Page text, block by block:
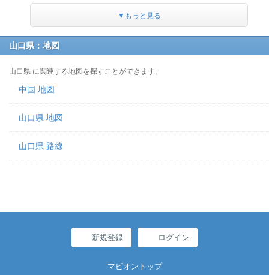
▼もっと見る
山口県：地図
山口県 に関連する地図を探すことができます。
中国 地図
山口県 地図
山口県 路線
新規登録 ログイン
マピオントップ